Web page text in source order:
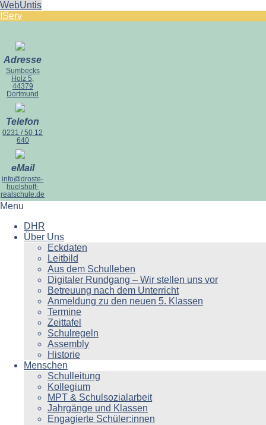
WebUntis
IServ
Adresse
Sumbecks
Holz 5,
44379
Dortmund
Telefon
0231 / 50 12
640
eMail
info@droste-
huelshoff-
realschule.de
Menu
DHR
Über Uns
Eckdaten
Leitbild
Aus dem Schulleben
Digitaler Rundgang – Wir stellen uns vor
Betreuung nach dem Unterricht
Anmeldung zu den neuen 5. Klassen
Termine
Zeittafel
Schulregeln
Assembly
Historie
Menschen
Schulleitung
Kollegium
MPT & Schulsozialarbeit
Jahrgänge und Klassen
Engagierte Schüler:innen